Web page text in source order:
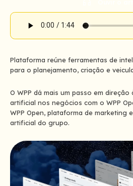
Plataforma reúne ferramentas de
para o planejamento, criação e
O WPP dá mais um passo em
artificial nos negócios com o WPP
WPP Open, plataforma de marketing
artificial do grupo.